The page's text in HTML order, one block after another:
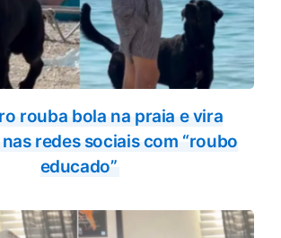
rouba bola na praia e vira
redes sociais com “roubo
educado”